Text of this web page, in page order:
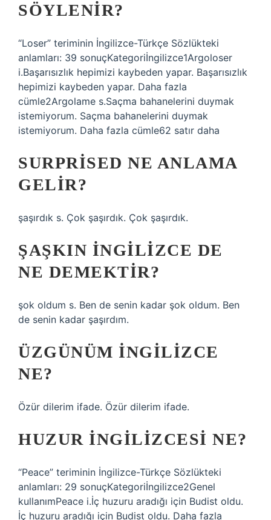
SÖYLENIR?
“Loser” teriminin İngilizce-Türkçe Sözlükteki
anlamları: 39 sonuçKategoriİngilizce1Argoloser
i.Başarısızlık hepimizi kaybeden yapar. Başarısızlık
hepimizi kaybeden yapar. Daha fazla
cümle2Argolame s.Saçma bahanelerini duymak
istemiyorum. Saçma bahanelerini duymak
istemiyorum. Daha fazla cümle62 satır daha
SURPRISED NE ANLAMA
GELIR?
şaşırdık s. Çok şaşırdık. Çok şaşırdık.
ŞAŞKIN INGILIZCE DE
NE DEMEKTIR?
şok oldum s. Ben de senin kadar şok oldum. Ben
de senin kadar şaşırdım.
ÜZGÜNÜM INGILIZCE
NE?
Özür dilerim ifade. Özür dilerim ifade.
HUZUR INGILIZCESI NE?
“Peace” teriminin İngilizce-Türkçe Sözlükteki
anlamları: 29 sonuçKategoriİngilizce2Genel
kullanımPeace i.İç huzuru aradığı için Budist oldu.
İç huzuru aradığı için Budist oldu. Daha fazla